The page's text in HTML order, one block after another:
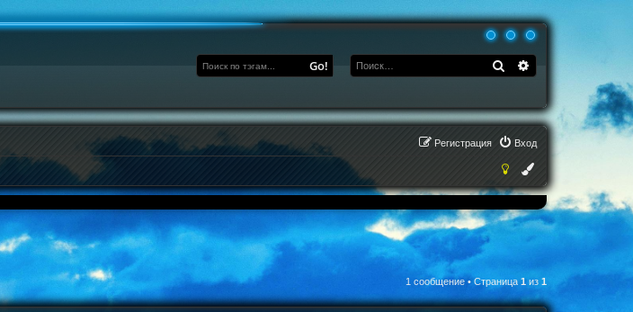
Поиск Расширенный
Go!
Вход
Регистрация
1 сообщение • Страница 1 из 1